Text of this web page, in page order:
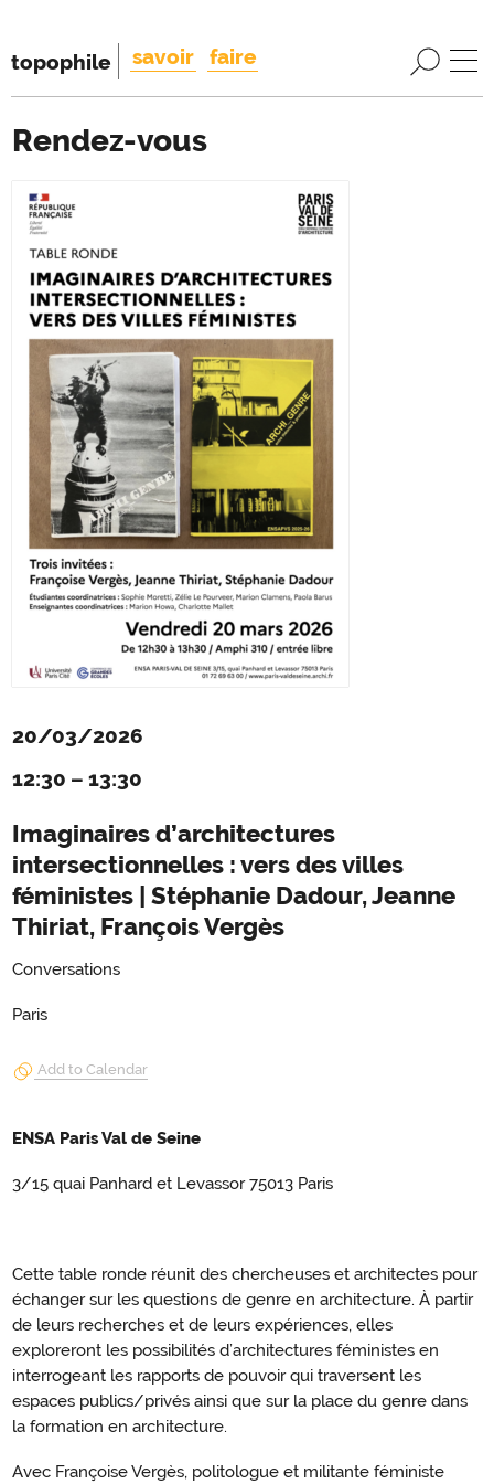
topophile savoir faire
Rendez-vous
20/03/2026
12:30 – 13:30
Imaginaires d’architectures
intersectionnelles : vers des villes
féministes | Stéphanie Dadour, Jeanne
Thiriat, François Vergès
Conversations
Paris
Add to Calendar
ENSA Paris Val de Seine
3/15 quai Panhard et Levassor 75013 Paris
Cette table ronde réunit des chercheuses et architectes pour
échanger sur les questions de genre en architecture. À partir
de leurs recherches et de leurs expériences, elles
exploreront les possibilités d’architectures féministes en
interrogeant les rapports de pouvoir qui traversent les
espaces publics/privés ainsi que sur la place du genre dans
la formation en architecture.
Avec Françoise Vergès, politologue et militante féministe